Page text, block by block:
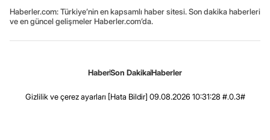
Haberler.com: Türkiye’nin en kapsamlı haber sitesi. Son dakika haberleri
ve en güncel gelişmeler Haberler.com’da.
HaberSon DakikaHaberler
Gizlilik ve çerez ayarları [Hata Bildir] 09.08.2026 10:31:28 #.0.3#